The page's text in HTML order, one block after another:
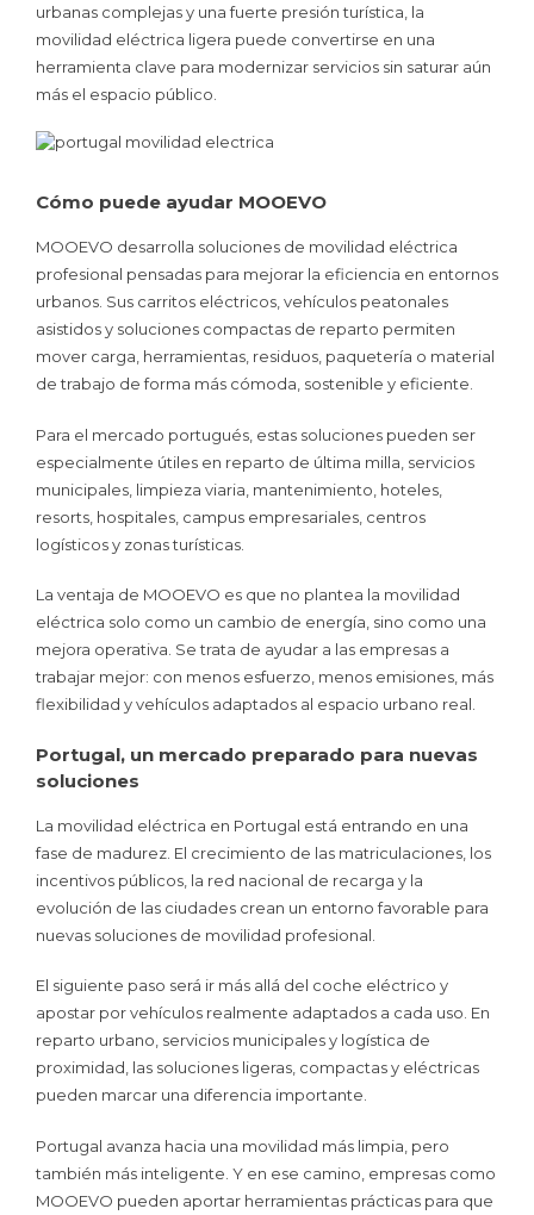
urbanas complejas y una fuerte presión turística, la
movilidad eléctrica ligera puede convertirse en una
herramienta clave para modernizar servicios sin saturar aún
más el espacio público.
Cómo puede ayudar MOOEVO
MOOEVO desarrolla soluciones de movilidad eléctrica
profesional pensadas para mejorar la eficiencia en entornos
urbanos. Sus carritos eléctricos, vehículos peatonales
asistidos y soluciones compactas de reparto permiten
mover carga, herramientas, residuos, paquetería o material
de trabajo de forma más cómoda, sostenible y eficiente.
Para el mercado portugués, estas soluciones pueden ser
especialmente útiles en reparto de última milla, servicios
municipales, limpieza viaria, mantenimiento, hoteles,
resorts, hospitales, campus empresariales, centros
logísticos y zonas turísticas.
La ventaja de MOOEVO es que no plantea la movilidad
eléctrica solo como un cambio de energía, sino como una
mejora operativa. Se trata de ayudar a las empresas a
trabajar mejor: con menos esfuerzo, menos emisiones, más
flexibilidad y vehículos adaptados al espacio urbano real.
Portugal, un mercado preparado para nuevas
soluciones
La movilidad eléctrica en Portugal está entrando en una
fase de madurez. El crecimiento de las matriculaciones, los
incentivos públicos, la red nacional de recarga y la
evolución de las ciudades crean un entorno favorable para
nuevas soluciones de movilidad profesional.
El siguiente paso será ir más allá del coche eléctrico y
apostar por vehículos realmente adaptados a cada uso. En
reparto urbano, servicios municipales y logística de
proximidad, las soluciones ligeras, compactas y eléctricas
pueden marcar una diferencia importante.
Portugal avanza hacia una movilidad más limpia, pero
también más inteligente. Y en ese camino, empresas como
MOOEVO pueden aportar herramientas prácticas para que